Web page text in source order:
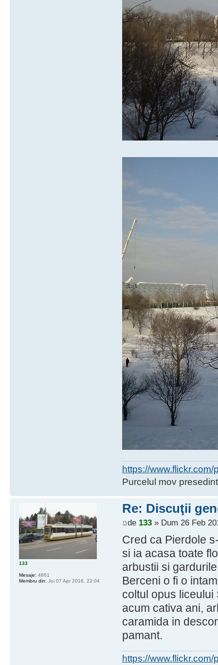
https://
Purcelul mov
Re: Discuţii
de 133» Dum 26 Feb
Cred ca Pierdole
si ia acasa toate
arbustii si
Berceni o fi o
coltul opus
acum cativa ani,
caramida in
pamant.
https://
133
Mesaje: 4861
Membru din: Joi 07 Apr 2016, 22:04